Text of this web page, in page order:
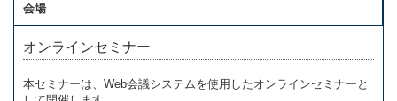
会場
オンラインセミナー
本セミナーは、Web会議システムを使用したオンラインセミナーと